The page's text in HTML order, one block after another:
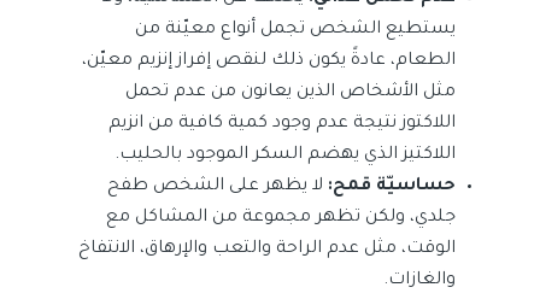
يستطيع الشخص تجمل أنواع معيّنة من
الطعام، عادةً يكون ذلك لنقص إفراز إنزيم معيّن،
مثل الأشخاص الذين يعانون من عدم تحمل
اللاكتوز نتيجة عدم وجود كمية كافية من انزيم
اللاكتيز الذي يهضم السكر الموجود بالحليب.
حساسيّة قمح: لا يظهر على الشخص طفح
جلدي، ولكن تظهر مجموعة من المشاكل مع
الوقت، مثل عدم الراحة والتعب والإرهاق، الانتفاخ
والغازات.